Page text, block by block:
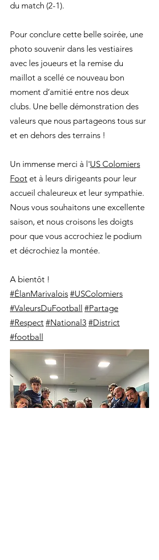
du match (2-1).
Pour conclure cette belle soirée, une
photo souvenir dans les vestiaires
avec les joueurs et la remise du
maillot a scellé ce nouveau bon
moment d’amitié entre nos deux
clubs. Une belle démonstration des
valeurs que nous partageons tous sur
et en dehors des terrains !
Un immense merci à l'US Colomiers
Foot et à leurs dirigeants pour leur
accueil chaleureux et leur sympathie.
Nous vous souhaitons une excellente
saison, et nous croisons les doigts
pour que vous accrochiez le podium
et décrochiez la montée.
A bientôt !
#ÉlanMarivalois #USColomiers
#ValeursDuFootball
#Partage
#Respect #National3 #District
#football